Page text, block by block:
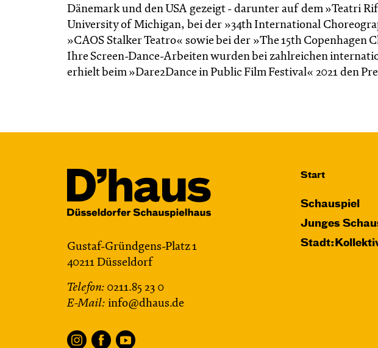
Dänemark und den USA gezeigt - darunter auf dem »Teatri
University of Michigan, bei der »34th International
»CAOS Stalker Teatro« sowie bei der »The 15th Copenhagen
Ihre Screen-Dance-Arbeiten wurden bei zahlreichen
erhielt beim »Dare2Dance in Public Film Festival« 2021 den
Gustaf-Gründgens-Platz 1
40211 Düsseldorf
Telefon: 0211.85 23 0
E-Mail: info@dhaus.de
Start
Schauspiel
Junges